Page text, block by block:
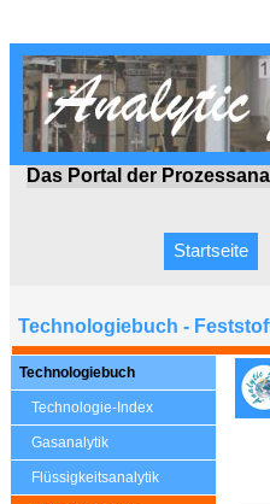
Das Portal der
Startseite
Technologiebuch -
Technologiebuch
Technologie-Index
Gasanalytik
Flüssigkeitsanalytik